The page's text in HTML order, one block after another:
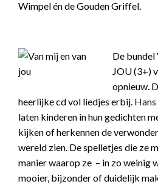
Wimpel én de Gouden Griffel.
De
JOU (3+)
opnieuw.
heerlijke cd vol liedjes erbij.
laten kinderen in hun gedichten
kijken of herkennen de
wereld zien. De spelletjes die ze
manier waarop ze – in zo weinig
mooier, bijzonder of duidelijk